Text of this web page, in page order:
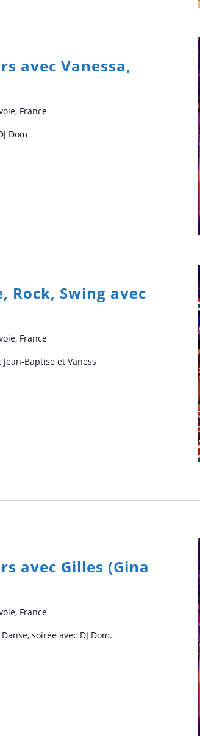
avec Vanessa,
France
Dom
Rock, Swing avec
France
Baptise et Vaness
avec Gilles (Gina
France
soirée avec DJ Dom.